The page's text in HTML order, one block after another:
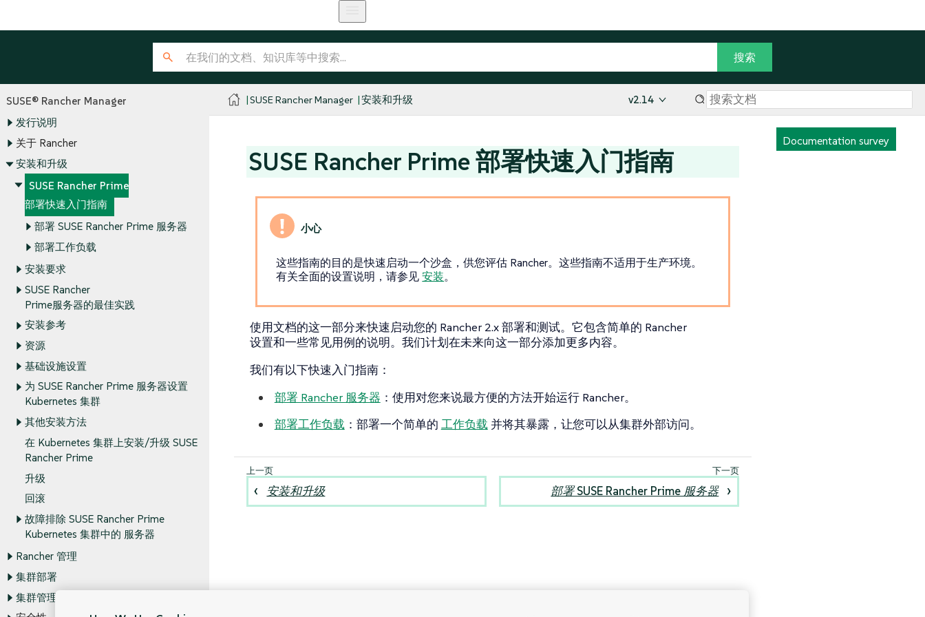
SUSE® Rancher Manager
发行说明
关于 Rancher
安装和升级
SUSE Rancher Prime
部署快速入门指南
部署 SUSE Rancher Prime 服务器
部署工作负载
安装要求
SUSE Rancher
Prime服务器的最佳实践
安装参考
资源
基础设施设置
为 SUSE Rancher Prime 服务器设置
Kubernetes 集群
其他安装方法
在 Kubernetes 集群上安装/升级 SUSE
Rancher Prime
升级
回滚
故障排除 SUSE Rancher Prime
Kubernetes 集群中的 服务器
Rancher 管理
集群部署
集群管理
SUSE Rancher Manager 安装和升级 v2.14
Documentation survey
SUSE Rancher Prime 部署快速入门指南
这些指南的目的是快速启动一个沙盒，供您评估 Rancher。这些指南不适用于生产环境。
有关全面的设置说明，请参见安装。
使用文档的这一部分来快速启动您的 Rancher 2.x 部署和测试。它包含简单的 Rancher
设置和一些常见用例的说明。我们计划在未来向这一部分添加更多内容。
我们有以下快速入门指南：
部署 Rancher 服务器 ：使用对您来说最方便的方法开始运行 Rancher。
部署工作负载 ：部署一个简单的 工作负载 并将其暴露，让您可以从集群外部访问。
安装和升级 部署 SUSE Rancher Prime 服务器